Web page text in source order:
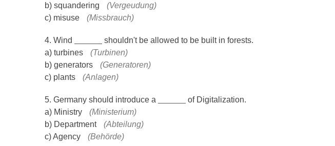
b) squandering
(Vergeudung)
c) misuse
(Missbrauch)
4. Wind
shouldn't be allowed to be built in forests.
a) turbines
(Turbinen)
b) generators
(Generatoren)
c) plants
(Anlagen)
5. Germany should introduce a
of Digitalization.
a) Ministry
(Ministerium)
b) Department
(Abteilung)
c) Agency
(Behörde)